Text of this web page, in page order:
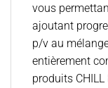
vous
ajoutant
p/v au
entièrement
produits